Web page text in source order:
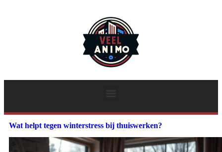
Wat helpt tegen winterstress bij thuiswerken?